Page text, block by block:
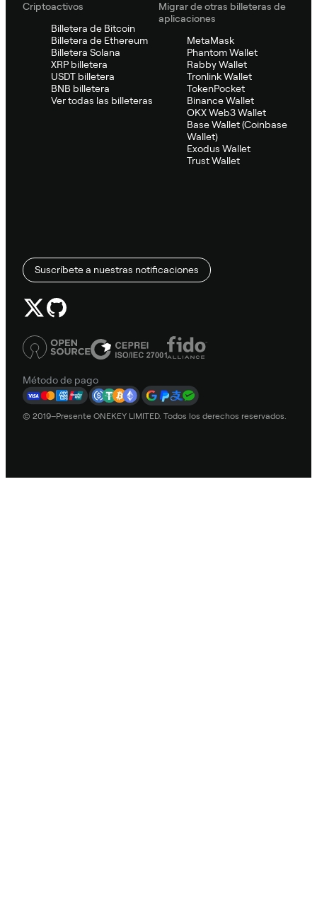
Criptoactivos
Billetera de Bitcoin
Billetera de Ethereum
Billetera Solana
XRP billetera
USDT billetera
BNB billetera
Ver todas las billeteras
Migrar de otras billeteras de
aplicaciones
MetaMask
Phantom Wallet
Rabby Wallet
Tronlink Wallet
TokenPocket
Binance Wallet
OKX Web3 Wallet
Base Wallet (Coinbase
Wallet)
Exodus Wallet
Trust Wallet
Suscríbete a nuestras notificaciones
Método de pago
© 2019–Presente ONEKEY LIMITED. Todos los derechos reservados.